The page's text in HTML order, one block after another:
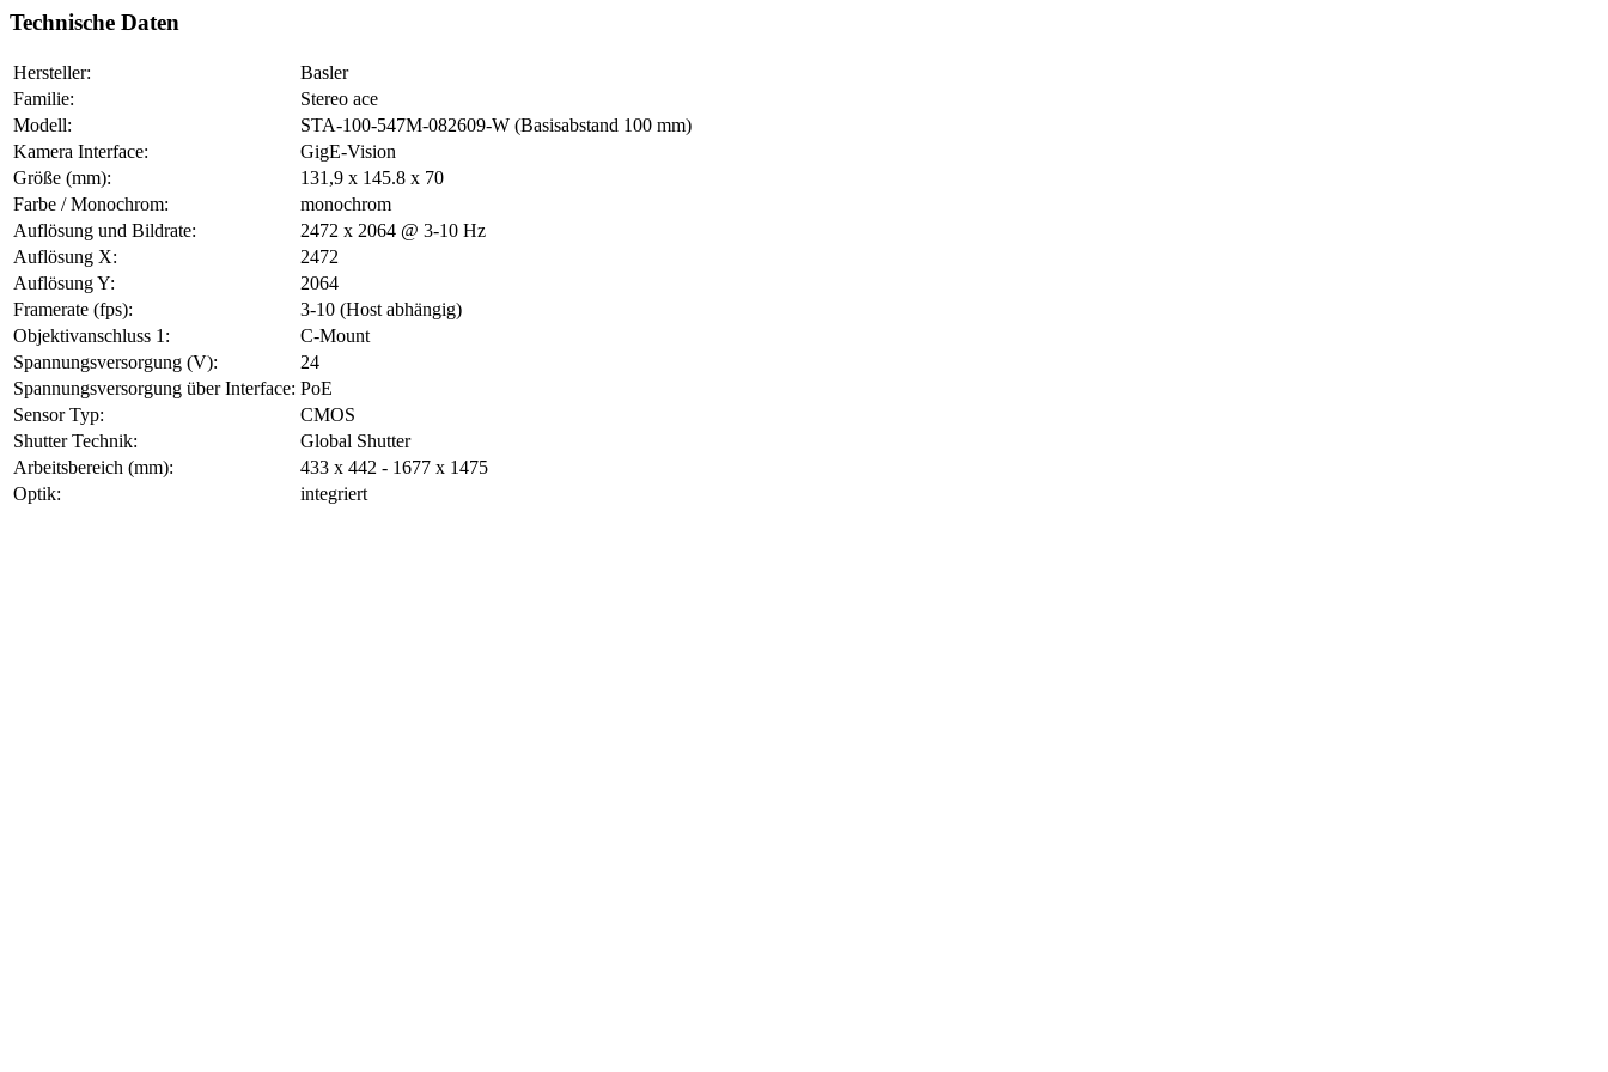
Technische Daten
Hersteller:
Basler
Familie:
Stereo ace
Modell:
STA-100-547M-082609-W (Basisabstand 100 mm)
Kamera Interface:
GigE-Vision
Größe (mm):
131,9 x 145.8 x 70
Farbe / Monochrom:
monochrom
Auflösung und Bildrate:
2472 x 2064 @ 3-10 Hz
Auflösung X:
2472
Auflösung Y:
2064
Framerate (fps):
3-10 (Host abhängig)
Objektivanschluss 1:
C-Mount
Spannungsversorgung (V):
24
Spannungsversorgung über Interface: PoE
Sensor Typ:
CMOS
Shutter Technik:
Global Shutter
Arbeitsbereich (mm):
433 x 442 - 1677 x 1475
Optik:
integriert